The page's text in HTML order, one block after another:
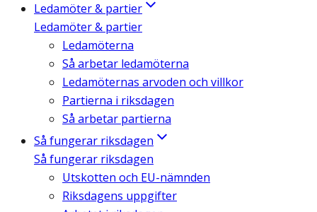
Ledamöter & partier
Ledamöter & partier
Ledamöterna
Så arbetar ledamöterna
Ledamöternas arvoden och villkor
Partierna i riksdagen
Så arbetar partierna
Så fungerar riksdagen
Så fungerar riksdagen
Utskotten och EU-nämnden
Riksdagens uppgifter